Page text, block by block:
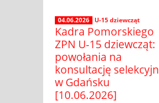
04.06.2026 U-15 dziewcząt
Kadra Pomorskiego
ZPN U-15 dziewcząt:
powołania na
konsultację
w Gdańsku
[10.06.2026]